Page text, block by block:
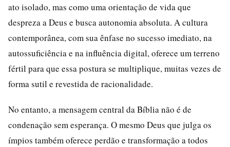
ato isolado, mas como uma orientação de vida que
despreza a Deus e busca autonomia absoluta. A cultura
contemporânea, com sua ênfase no sucesso imediato, na
autossuficiência e na influência digital, oferece um terreno
fértil para que essa postura se multiplique, muitas vezes de
forma sutil e revestida de racionalidade.
No entanto, a mensagem central da Bíblia não é de
condenação sem esperança. O mesmo Deus que julga os
ímpios também oferece perdão e transformação a todos